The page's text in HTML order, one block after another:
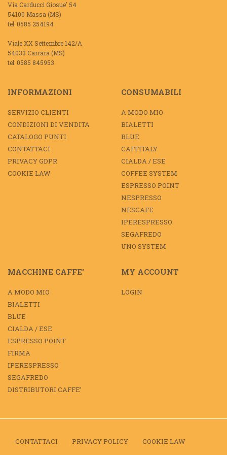
Via Carducci Giosue' 54
54100 Massa (MS)
tel: 0585 254194
Viale XX Settembre 142/A
54033 Carrara (MS)
tel: 0585 845953
INFORMAZIONI
SERVIZIO CLIENTI
CONDIZIONI DI VENDITA
CATALOGO PUNTI
CONTATTACI
PRIVACY GDPR
COOKIE LAW
CONSUMABILI
A MODO MIO
BIALETTI
BLUE
CAFFITALY
CIALDA / ESE
COFFEE SYSTEM
ESPRESSO POINT
NESPRESSO
NESCAFE
IPERESPRESSO
SEGAFREDO
UNO SYSTEM
MACCHINE CAFFE’
A MODO MIO
BIALETTI
BLUE
CIALDA / ESE
ESPRESSO POINT
FIRMA
IPERESPRESSO
SEGAFREDO
DISTRIBUTORI CAFFE’
MY ACCOUNT
LOGIN
CONTATTACI PRIVACY POLICY COOKIE LAW